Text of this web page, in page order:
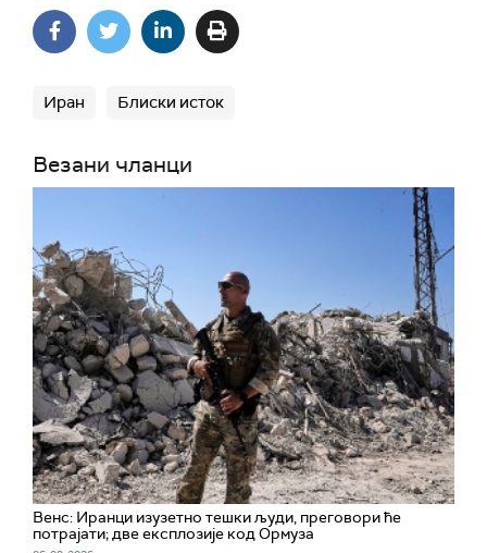
наводи, незакониту агресију.
територији тих држава, као и омогућавање
несигурности у тим земљама, уместо да штити
њихове интересе.
Иран Блиски исток
Везани чланци
Венс: Иранци изузетно тешки људи, преговори ће
потрајати; две експлозије код Ормуза